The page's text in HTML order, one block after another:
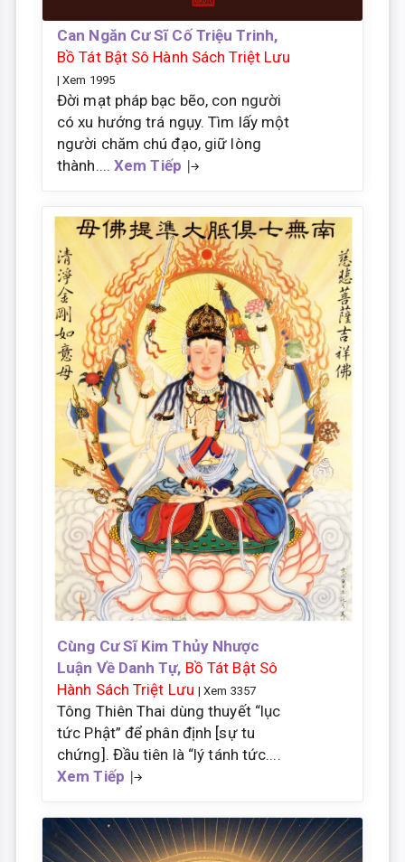
Can Ngăn Cư Sĩ Cố Triệu Trinh,
Bồ Tát Bật Sô Hành Sách Triệt Lưu
| Xem 1995
Đời mạt pháp bạc bẽo, con người
có xu hướng trá ngụy. Tìm lấy một
người chăm chú đạo, giữ lòng
thành.... Xem Tiếp
Cùng Cư Sĩ Kim Thủy Nhược
Luận Về Danh Tự, Bồ Tát Bật Sô
Hành Sách Triệt Lưu | Xem 3357
Tông Thiên Thai dùng thuyết “lục
tức Phật” để phân định [sự tu
chứng]. Đầu tiên là “lý tánh tức....
Xem Tiếp